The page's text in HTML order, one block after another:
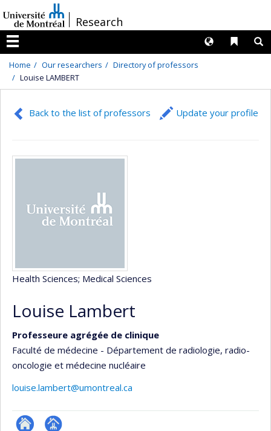
au
contenu
/Research
Menu
Liens
Langues
Home Our researchers
Directory of professors
Louise LAMBERT
Back to the list of professors Update your profile
Health Sciences; Medical Sciences
Louise Lambert
Professeure agrégée de clinique
Faculté de médecine - Département de radiologie, radio-
oncologie et médecine nucléaire
louise.lambert@umontreal.ca